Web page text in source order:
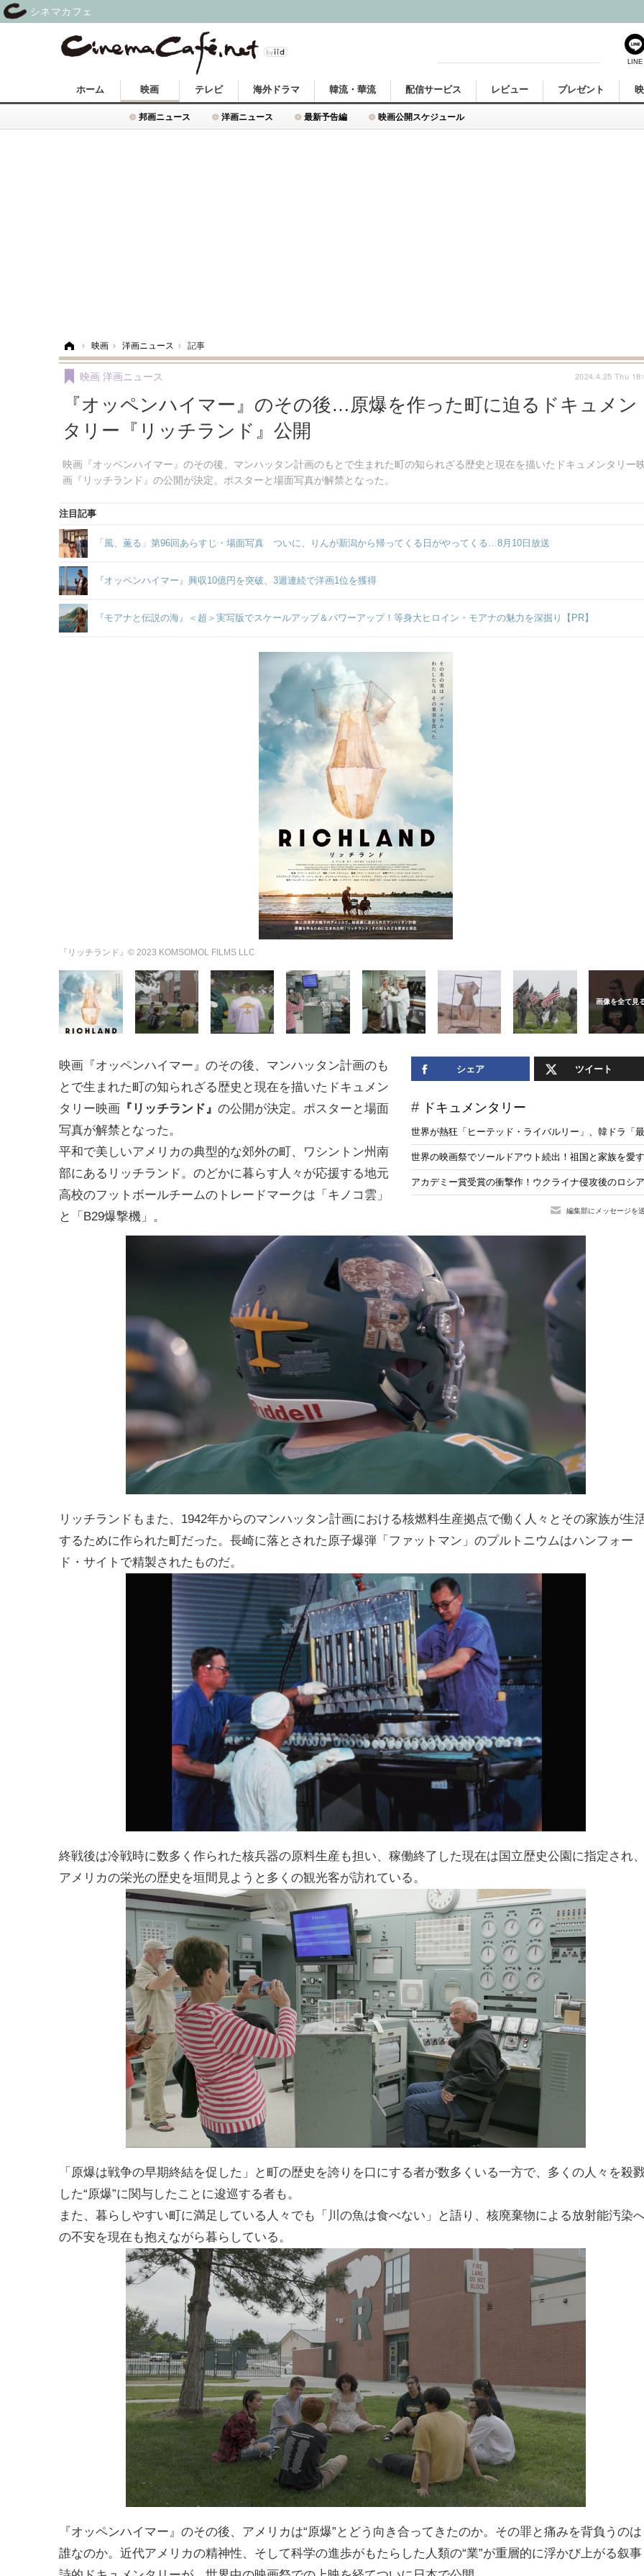
ホーム 映画
邦画ニュース 洋画ニュース 最新予告編 映画公開スケジュール
テレビ 海外ドラマ 韓流・華流 配信サービス レビュー プレゼント
› 映画 › 洋画ニュース › 記事
『オッペンハイマー』のその後…原爆を作った町に迫るドキュメン
タリー『リッチランド』公開
映画『オッペンハイマー』のその後、マンハッタン計画のもとで生まれた町の知られざる歴史と現在を描いたドキュメンタリー
画『リッチランド』の公開が決定。ポスターと場面写真が解禁となった。
映画 洋画ニュース 2024.4.25 Thu
注目記事
「風、薫る」第96回あらすじ・場面写真 ついに、りんが新潟から帰ってくる日がやってくる…8月10日放送
『オッペンハイマー』興収10億円を突破、3週連続で洋画1位を獲得
『モアナと伝説の海』＜超＞実写版でスケールアップ＆パワーアップ！等身大ヒロイン・モアナの魅力を深掘り【PR】
『リッチランド』© 2023 KOMSOMOL FILMS LLC
シェア ツイート
ドキュメンタリー
世界が熱狂「ヒーテッド・ライバルリー」、韓ドラ「
世界の映画祭でソールドアウト続出！祖国と家族を愛
アカデミー賞受賞の衝撃作！ウクライナ侵攻後のロシ
編集部にメッセージを
映画『オッペンハイマー』のその後、マンハッタン計画のも
とで生まれた町の知られざる歴史と現在を描いたドキュメン
タリー映画 『リッチランド』 の公開が決定。ポスターと場面
写真が解禁となった。
平和で美しいアメリカの典型的な郊外の町、ワシントン州南
部にあるリッチランド。のどかに暮らす人々が応援する地元
高校のフットボールチームのトレードマークは「キノコ雲」
と「B29爆撃機」。
リッチランドもまた、1942年からのマンハッタン計画における核燃料生産拠点で働く人々とその家族が生
するために作られた町だった。長崎に落とされた原子爆弾「ファットマン」のプルトニウムはハンフォー
ド・サイトで精製されたものだ。
終戦後は冷戦時に数多く作られた核兵器の原料生産も担い、稼働終了した現在は国立歴史公園に指定され
アメリカの栄光の歴史を垣間見ようと多くの観光客が訪れている。
「原爆は戦争の早期終結を促した」と町の歴史を誇りを口にする者が数多くいる一方で、多くの人々を殺
した“原爆”に関与したことに逡巡する者も。
また、暮らしやすい町に満足している人々でも「川の魚は食べない」と語り、核廃棄物による放射能汚染
の不安を現在も抱えながら暮らしている。
『オッペンハイマー』のその後、アメリカは“原爆”とどう向き合ってきたのか。その罪と痛みを背負うのは
誰なのか。近代アメリカの精神性、そして科学の進歩がもたらした人類の“業”が重層的に浮かび上がる叙事
LINE
シネマカフェ